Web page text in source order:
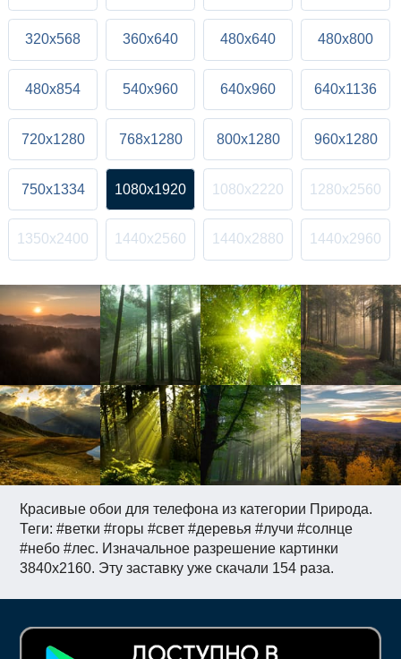
Красивые обои для телефона из категории Природа.
Теги: #ветки #горы #свет #деревья #лучи #солнце
#небо #лес. Изначальное разрешение картинки
3840x2160. Эту заставку уже скачали 154 раза.
320x568 360x640 480x640 480x800
480x854 540x960 640x960 640x1136
720x1280 768x1280 800x1280 960x1280
750x1334 1080x1920 1080x2220 1280x2560
1350x2400 1440x2560 1440x2880 1440x2960